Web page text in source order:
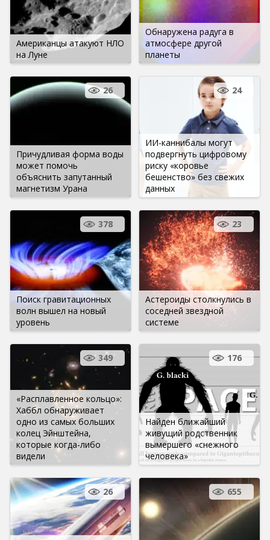
Американцы атакуют НЛО
на Луне
Обнаружена радуга в
атмосфере другой
планеты
Причудливая форма воды
может помочь
объяснить запутанный
магнетизм Урана
26
ИИ-каннибалы могут
подвергнуть цифровому
риску «коровье
бешенство» без свежих
данных
24
Поиск гравитационных
волн вышел на новый
уровень
378
Астероиды столкнулись в
соседней звездной
системе
23
«Расплавленное кольцо»:
Хаббл обнаруживает
одно из самых больших
колец Эйнштейна,
которые когда-либо
видели
349
Найден ближайший
живущий родственник
вымершего «снежного
человека»
176
26 655